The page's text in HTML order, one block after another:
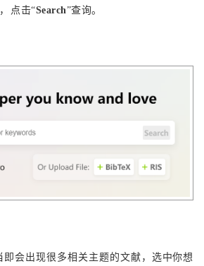
点击“Search”查询。
即会出现很多相关主题的文献，选中你想